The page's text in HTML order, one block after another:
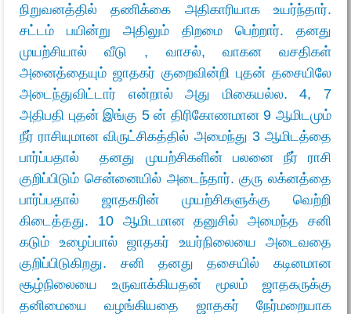
நிறுவனத்தில் தணிக்கை அதிகாரியாக உயர்ந்தார்.
சட்டம் பயின்று அதிலும் திறமை பெற்றார். தனது
முயற்சியால் வீடு , வாசல், வாகன வசதிகள்
அனைத்தையும் ஜாதகர் குறைவின்றி புதன் தசையிலே
அடைந்துவிட்டார் என்றால் அது மிகையல்ல. 4, 7
அதிபதி புதன் இங்கு 5 ன் திரிகோணமான 9 ஆமிடமும்
நீர் ராசியுமான விருட்சிகத்தில் அமைந்து 3 ஆமிடத்தை
பார்ப்பதால் தனது முயற்சிகளின் பலனை நீர் ராசி
குறிப்பிடும் சென்னையில் அடைந்தார். குரு லக்னத்தை
பார்ப்பதால் ஜாதகரின் முயற்சிகளுக்கு வெற்றி
கிடைத்தது. 10 ஆமிடமான தனுசில் அமைந்த சனி
கடும் உழைப்பால் ஜாதகர் உயர்நிலையை அடைவதை
குறிப்பிடுகிறது. சனி தனது தசையில் கடினமான
சூழ்நிலையை உருவாக்கியதன் மூலம் ஜாதகருக்கு
தனிமையை வழங்கியதை ஜாதகர் நேர்மறையாக